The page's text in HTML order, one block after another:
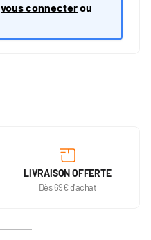
vous connecterou
LIVRAISON OFFERTE
Dès 69€ d'achat